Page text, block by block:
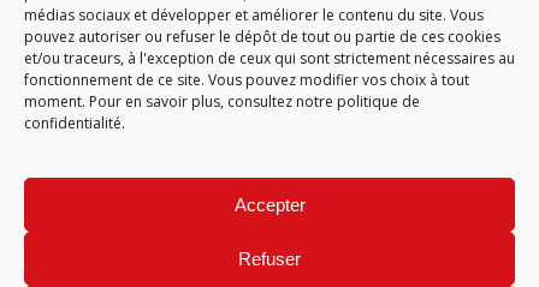
médias sociaux et développer et améliorer le contenu du site. Vous
pouvez autoriser ou refuser le dépôt de tout ou partie de ces cookies
et/ou traceurs, à l'exception de ceux qui sont strictement nécessaires au
fonctionnement de ce site. Vous pouvez modifier vos choix à tout
moment. Pour en savoir plus, consultez notre politique de
confidentialité.
Accepter
Refuser
ACCUEIL CGA PLAN DU SITE
MENTIONS LÉGALES
DONNÉES PERSONNELLES
GÉRARD PERRIER INDUSTRIE – TOUS DROITS RÉSERVÉS